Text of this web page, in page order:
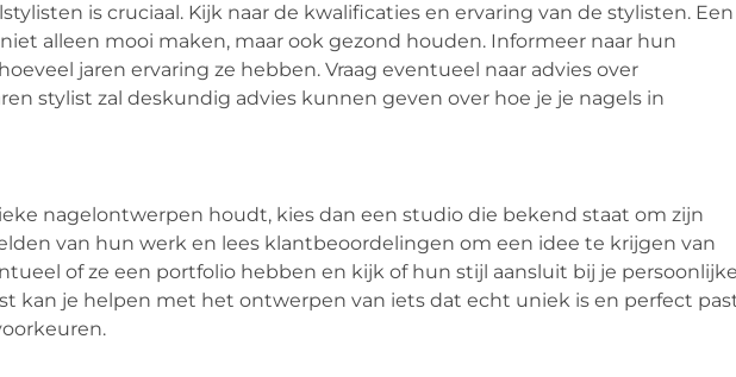
is cruciaal. Kijk naar de kwalificaties en ervaring van de stylisten. Een
alleen mooi maken, maar ook gezond houden. Informeer naar hun
jaren ervaring ze hebben. Vraag eventueel naar advies over
stylist zal deskundig advies kunnen geven over hoe je je nagels in
nagelontwerpen houdt, kies dan een studio die bekend staat om zijn
van hun werk en lees klantbeoordelingen om een idee te krijgen van
of ze een portfolio hebben en kijk of hun stijl aansluit bij je persoonlijke
kan je helpen met het ontwerpen van iets dat echt uniek is en perfect